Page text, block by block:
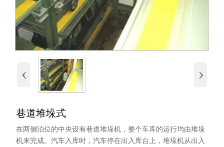
‹ ›
巷道堆垛式
在两侧泊位的中央设有巷道堆垛机，整个车库的运行均由堆垛
机来完成。汽车入库时，汽车停在出入库台上，堆垛机从出入